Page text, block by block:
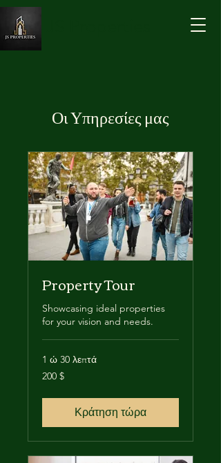
Οι Υπηρεσίες μας
Property Tour
Showcasing ideal properties
for your vision and needs.
1 ώ 30 λεπτά
200
δολάρια
200 $
Κράτηση τώρα